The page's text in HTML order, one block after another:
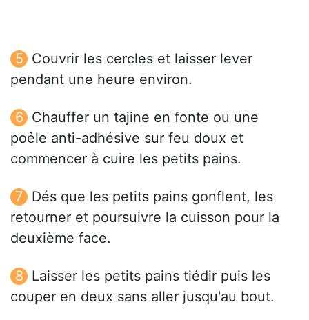
Couvrir les cercles et laisser lever
pendant une heure environ.
Chauffer un tajine en fonte ou une
poêle anti-adhésive sur feu doux et
commencer à cuire les petits pains.
Dés que les petits pains gonflent, les
retourner et poursuivre la cuisson pour la
deuxième face.
Laisser les petits pains tiédir puis les
couper en deux sans aller jusqu'au bout.